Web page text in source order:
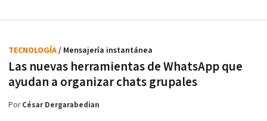
Las nuevas herramientas de WhatsApp que
ayudan a organizar chats grupales
TECNOLOGÍA/ Mensajería instantánea
PorCésar Dergarabedian